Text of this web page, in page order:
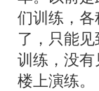
们训练，
了，只能
训练，没
楼上演练。